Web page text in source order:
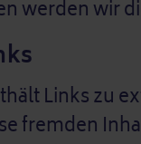
werden wir
Links zu
fremden